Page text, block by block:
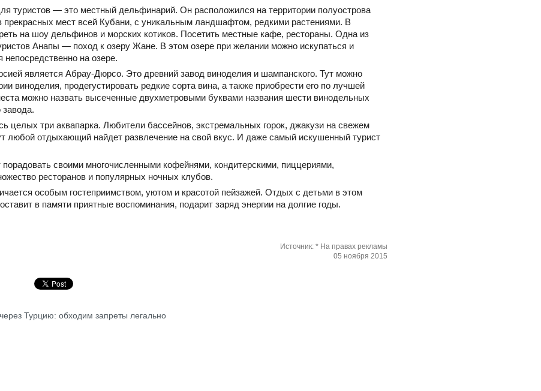
туристов — это местный дельфинарий. Он расположился на территории полуострова
мест всей Кубани, с уникальным ландшафтом, редкими растениями. В
на шоу дельфинов и морских котиков. Посетить местные кафе, рестораны. Одна из
Анапы — поход к озеру Жане. В этом озере при желании можно искупаться и
на озере.
является Абрау-Дюрсо. Это древний завод виноделия и шампанского. Тут можно
виноделия, продегустировать редкие сорта вина, а также приобрести его по лучшей
можно назвать высеченные двухметровыми буквами названия шести винодельных
завода.
целых три аквапарка. Любители бассейнов, экстремальных горок, джакузи на свежем
любой отдыхающий найдет развлечение на свой вкус. И даже самый искушенный турист
порадовать своими многочисленными кофейнями, кондитерскими, пиццериями,
ресторанов и популярных ночных клубов.
особым гостеприимством, уютом и красотой пейзажей. Отдых с детьми в этом
в памяти приятные воспоминания, подарит заряд энергии на долгие годы.
Источник: * На правах рекламы
05 ноября 2015
Турцию: обходим запреты легально